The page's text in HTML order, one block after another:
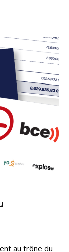
au trône du